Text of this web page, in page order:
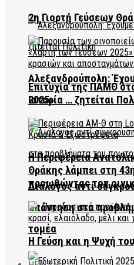
Αλεξανδρούπολη:
Ιστορία … ζητείται
Διάλογος αντί
απάντηση στα
τομέα
2η Γιορτή Γεύσεων
Επιτυχία της ΠΑΜΘ
2025»
Η Περιφέρεια
Θράκης λάμπει στη
προωθώντας τον
Η Γεύση και η Ψυχή